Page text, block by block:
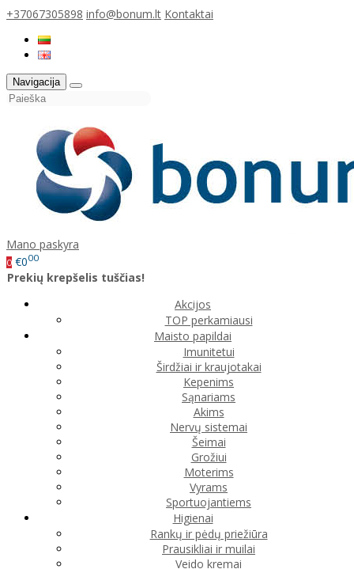
+37067305898 info@bonum.lt Kontaktai
Navigacija
Mano paskyra
0 €000
Prekių krepšelis tuščias!
Akcijos
TOP perkamiausi
Maisto papildai
Imunitetui
Širdžiai ir kraujotakai
Kepenims
Sąnariams
Akims
Nervų sistemai
Šeimai
Grožiui
Moterims
Vyrams
Sportuojantiems
Higienai
Rankų ir pėdų priežiūra
Prausikliai ir muilai
Veido kremai